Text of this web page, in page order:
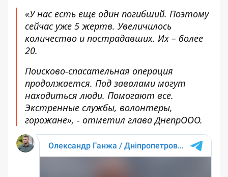
«У нас есть еще один погибший. Поэтому
сейчас уже 5 жертв. Увеличилось
количество и пострадавших. Их – более
20.
Поисково-спасательная операция
продолжается. Под завалами могут
находиться люди. Помогают все.
Экстренные службы, волонтеры,
горожане», - отметил глава ДнепрООО.